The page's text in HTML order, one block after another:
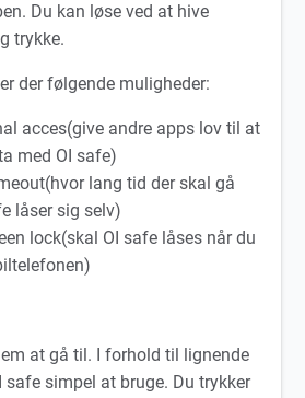
Du kan løse ved at hive
trykke.
der følgende muligheder:
acces(give andre apps lov til at
med OI safe)
lang tid der skal gå
låser sig selv)
lock(skal OI safe låses når du
at gå til. I forhold til lignende
safe simpel at bruge. Du trykker